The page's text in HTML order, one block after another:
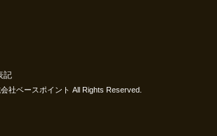
記
社ベースポイント All Rights Reserved.